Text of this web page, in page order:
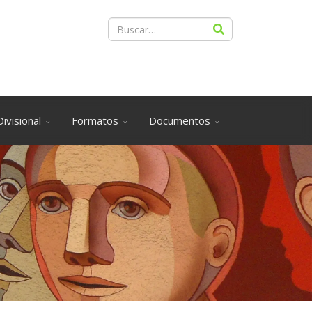
Formatos Documentos